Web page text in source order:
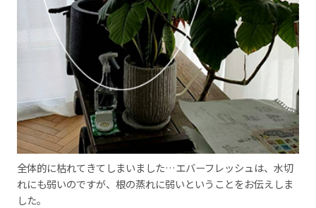
全体的に枯れてきてしまいました…エバーフレッシュは、水切
れにも弱いのですが、根の蒸れに弱いということをお伝えしま
した。